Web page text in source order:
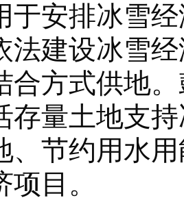
于安排冰雪
法建设冰雪
合方式供地
存量土地支
、节约用水
项目。